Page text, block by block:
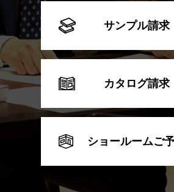
サンプル請求
カタログ請求
ショールームご